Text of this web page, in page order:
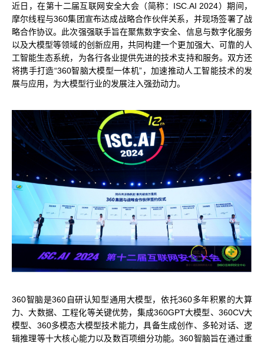
MTT SGX5000
MTT AIBOOK
MTT AICUBE
MTT E300
MTT S5000
MTT S4000
MTT S3000
MTT S2000
MTT S80
MTT S70
MTT X300
MTT S50
MTT S30 / S10
驱动程序
MUSA SDK
MUSA Deploy
MUSACODE
AI 训练套件
AI 推理套件
PES 控制中心
MTVerse XR
AI 语音
融合智算中心
DigitalME 数字人
AI Reality
AI 推理
云电脑
数字孪生与 GIS
工业设计与制造
近日，在第十二届互联网安全大会（简称：ISC.AI 2024）期间，
摩尔线程与360集团宣布达成战略合作伙伴关系，并现场签署了战
略合作协议。此次强强联手旨在聚焦数字安全、信息与数字化服务
以及大模型等领域的创新应用，共同构建一个更加强大、可靠的人
工智能生态系统，为各行各业提供先进的技术支持和服务。双方还
将携手打造“360智脑大模型一体机”，加速推动人工智能技术的发
展与应用，为大模型行业的发展注入强劲动力。
360智脑是360自研认知型通用大模型，依托360多年积累的大算
力、大数据、工程化等关键优势，集成360GPT大模型、360CV大
模型、360多模态大模型技术能力，具备生成创作、多轮对话、逻
辑推理等十大核心能力以及数百项细分功能。360智脑旨在通过重